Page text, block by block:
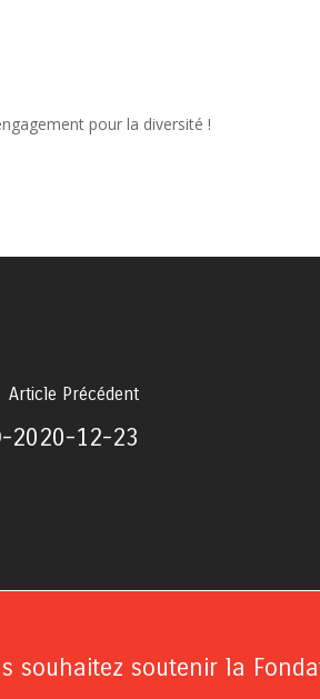
pour la diversité !
Article Précédent
2020-12-23
souhaitez soutenir la